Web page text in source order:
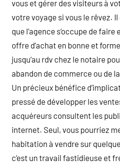
vous et gérer des visiteurs à
votre voyage si vous le rêvez.
que l’agence s’occupe de faire
offre d’achat en bonne et
jusqu’au rdv chez le notaire
abandon de commerce ou de
Un précieux bénéfice
pressé de développer les
acquéreurs consultent les
internet. Seul, vous pourriez
habitation à vendre sur
c’est un travail fastidieuse et